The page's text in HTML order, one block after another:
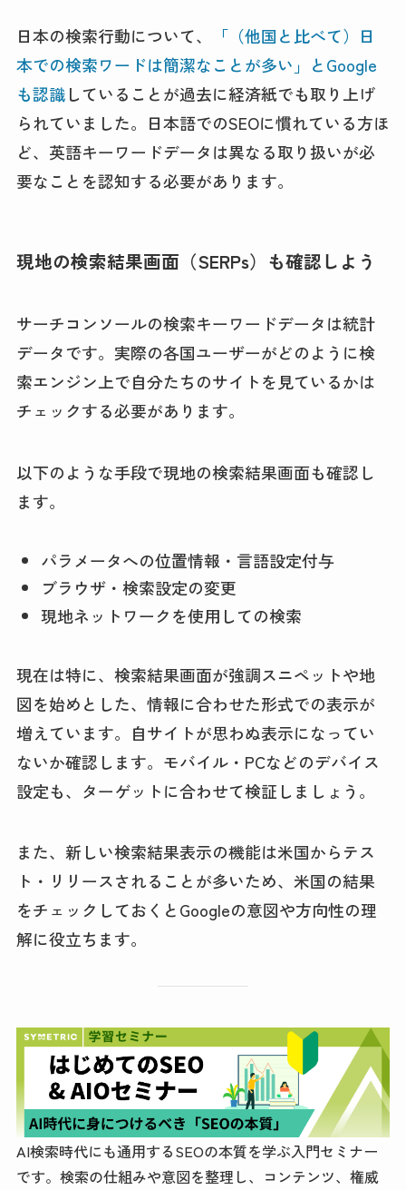
日本の検索行動について、
「（他国と比べて）日
本での検索ワードは簡潔なことが多い」とGoogle
も認識していることが過去に経済紙でも取り上げ
られていました。日本語でのSEOに慣れている方ほ
ど、英語キーワードデータは異なる取り扱いが必
要なことを認知する必要があります。
現地の検索結果画面（SERPs）も確認しよう
サーチコンソールの検索キーワードデータは統計
データです。実際の各国ユーザーがどのように検
索エンジン上で自分たちのサイトを見ているかは
チェックする必要があります。
以下のような手段で現地の検索結果画面も確認し
ます。
パラメータへの位置情報・言語設定付与
ブラウザ・検索設定の変更
現地ネットワークを使用しての検索
現在は特に、検索結果画面が強調スニペットや地
図を始めとした、情報に合わせた形式での表示が
増えています。自サイトが思わぬ表示になってい
ないか確認します。モバイル・PCなどのデバイス
設定も、ターゲットに合わせて検証しましょう。
また、新しい検索結果表示の機能は米国からテス
ト・リリースされることが多いため、米国の結果
をチェックしておくとGoogleの意図や方向性の理
解に役立ちます。
AI検索時代にも通用するSEOの本質を学ぶ入門セミナー
です。検索の仕組みや意図を整理し、コンテンツ、権威